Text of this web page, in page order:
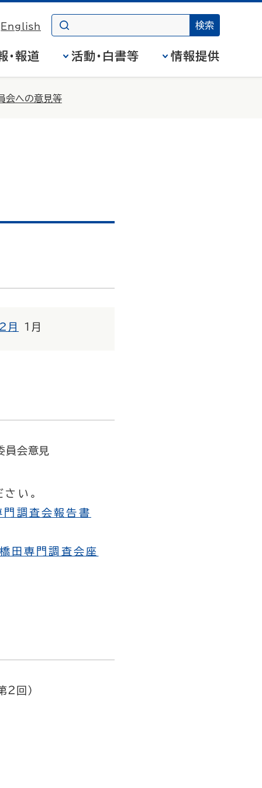
English
・報道 活動・白書等 情報提供
会への意見等
2月 1月
員会意見
い。
門調査会報告書
田専門調査会座
回）